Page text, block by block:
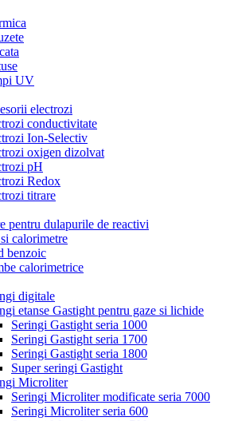
UV
electrozi
conductivitate
Ion-Selectiv
oxigen dizolvat
pH
Redox
titrare
pentru dulapurile de reactivi
calorimetre
benzoic
calorimetrice
digitale
etanse Gastight pentru gaze si lichide
Seringi Gastight seria 1000
Seringi Gastight seria 1700
Seringi Gastight seria 1800
Super seringi Gastight
Microliter
Seringi Microliter modificate seria 7000
Seringi Microliter seria 600